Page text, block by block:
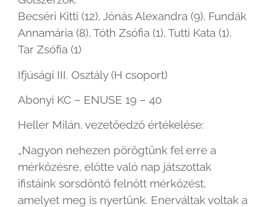
Becséri Kitti (12), Jónás Alexandra (9), Fundák
Annamária (8), Tóth Zsófia (1), Tutti Kata (1),
Tar Zsófia (1)
Ifjúsági III. Osztály (H csoport)
Abonyi KC – ENUSE 19 – 40
Heller Milán, vezetőedző értékelése:
„Nagyon nehezen pörögtünk fel erre a
mérkőzésre, előtte való nap játszottak
ifistáink sorsdöntő felnőtt mérkőzést,
amelyet meg is nyertünk. Enerváltak voltak a